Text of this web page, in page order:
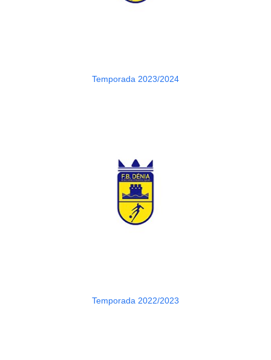
Temporada 2023/2024
Temporada 2022/2023